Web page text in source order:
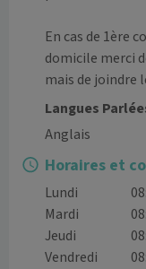
En cas de 1ère
domicile merci
mais de joindre
Langues
Anglais
Horaires et
Lundi
Mardi
Jeudi
Vendredi